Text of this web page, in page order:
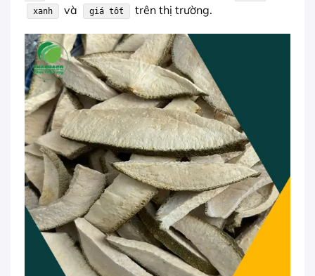
xanh và giá tốt trên thị trường.